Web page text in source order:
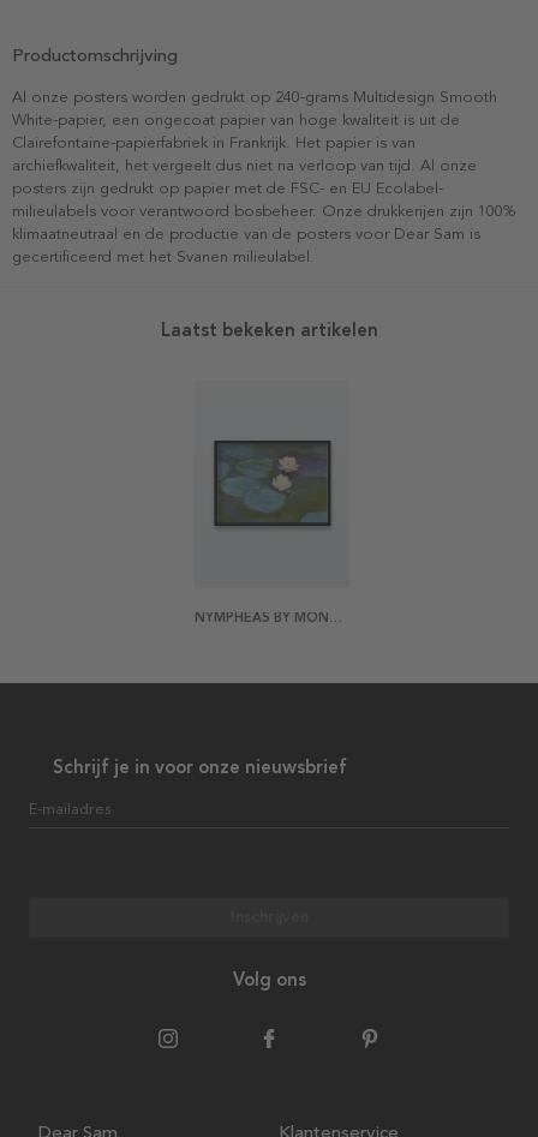
Productomschrijving
Al onze posters worden gedrukt op 240-grams Multidesign Smooth
White-papier, een ongecoat papier van hoge kwaliteit is uit de
Clairefontaine-papierfabriek in Frankrijk. Het papier is van
archiefkwaliteit, het vergeelt dus niet na verloop van tijd. Al onze
posters zijn gedrukt op papier met de FSC- en EU Ecolabel-
milieulabels voor verantwoord bosbeheer. Onze drukkerijen zijn 100%
klimaatneutraal en de productie van de posters voor Dear Sam is
gecertificeerd met het Svanen milieulabel.
Laatst bekeken artikelen
NYMPHEAS BY MONET POSTER
Schrijf je in voor onze nieuwsbrief
E-mailadres
Volg ons
Dear Sam Klantenservice